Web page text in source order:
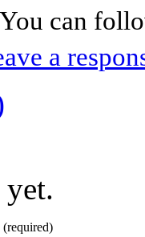
can
a
(required)